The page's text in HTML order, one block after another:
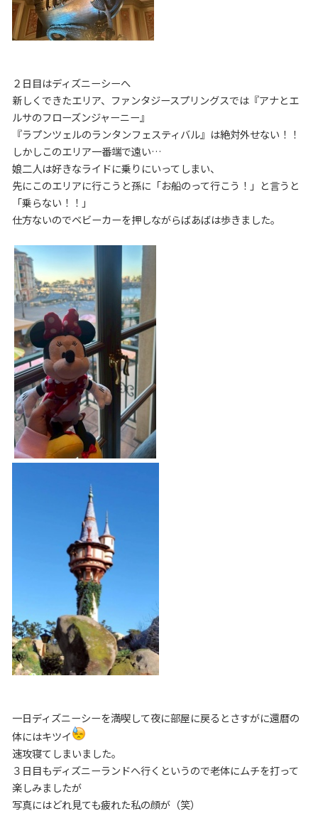
２日目はディズニーシーへ
新しくできたエリア、ファンタジースプリングスでは『アナとエ
ルサのフローズンジャーニー』
『ラプンツェルのランタンフェスティバル』は絶対外せない！！
しかしこのエリア一番端で遠い…
娘二人は好きなライドに乗りにいってしまい、
先にこのエリアに行こうと孫に「お船のって行こう！」と言うと
「乗らない！！」
仕方ないのでベビーカーを押しながらばあばは歩きました。
一日ディズニーシーを満喫して夜に部屋に戻るとさすがに還暦の
体にはキツイ
速攻寝てしまいました。
３日目もディズニーランドへ行くというので老体にムチを打って
楽しみましたが
写真にはどれ見ても疲れた私の顔が（笑）